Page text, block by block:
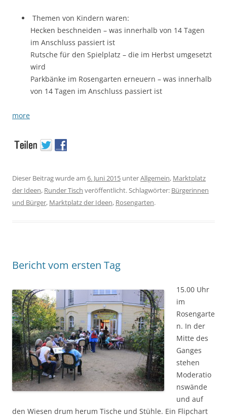
Themen von Kindern waren:
Hecken beschneiden – was innerhalb von 14 Tagen
im Anschluss passiert ist
Rutsche für den Spielplatz – die im Herbst umgesetzt
wird
Parkbänke im Rosengarten erneuern – was innerhalb
von 14 Tagen im Anschluss passiert ist
more
Dieser Beitrag wurde am 6. Juni 2015 unterAllgemein, Marktplatz
der Ideen, Runder Tisch veröffentlicht. Schlagwörter: Bürgerinnen
und Bürger, Marktplatz der Ideen, Rosengarten.
Bericht vom ersten Tag
15.00 Uhr
im
Rosengarte
n. In der
Mitte des
Ganges
stehen
Moderatio
nswände
und auf
den Wiesen drum herum Tische und Stühle. Ein Flipchart